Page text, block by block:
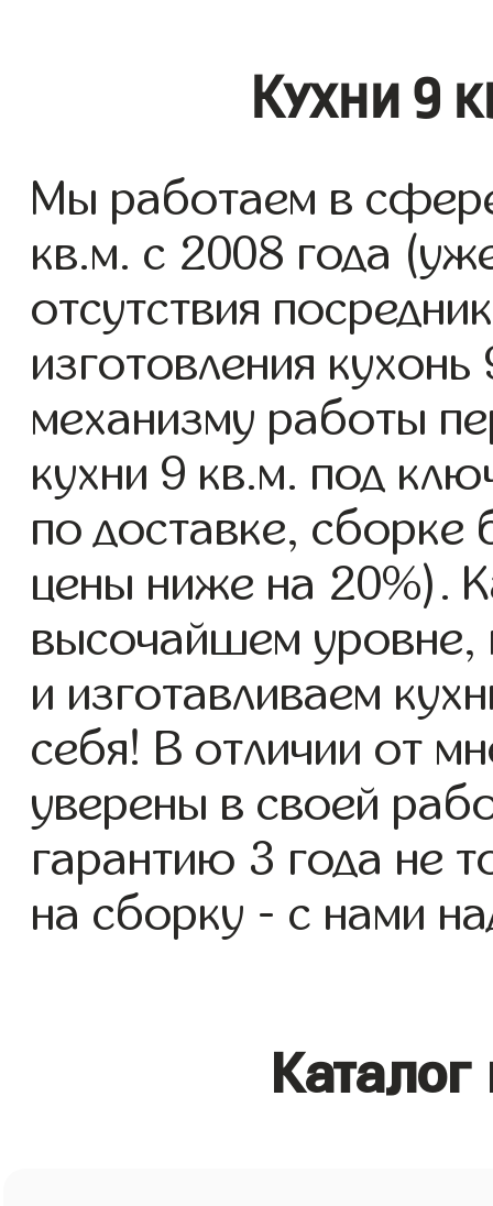
Кухни 9
Мы работаем в
кв.м. с 2008 года
отсутствия
изготовления
механизму работы
кухни 9 кв.м. под
по доставке, сборке
цены ниже на 20%).
высочайшем
и изготавливаем
себя! В отличии от
уверены в своей
гарантию 3 года не
на сборку - с нами